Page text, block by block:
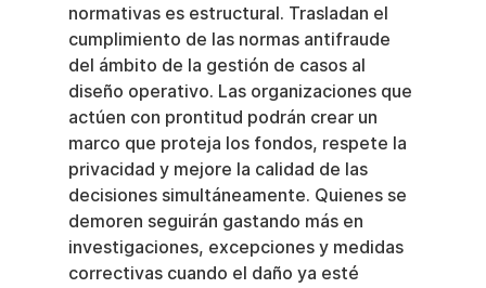
normativas es estructural. Trasladan el
cumplimiento de las normas antifraude
del ámbito de la gestión de casos al
diseño operativo. Las organizaciones que
actúen con prontitud podrán crear un
marco que proteja los fondos, respete la
privacidad y mejore la calidad de las
decisiones simultáneamente. Quienes se
demoren seguirán gastando más en
investigaciones, excepciones y medidas
correctivas cuando el daño ya esté